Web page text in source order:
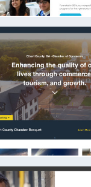
Foundation
of Commerce